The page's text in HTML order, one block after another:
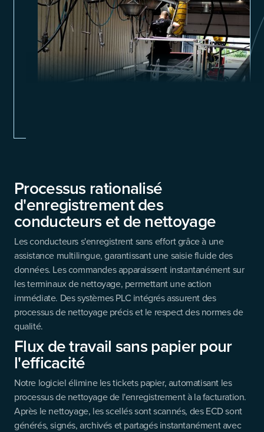
Processus rationalisé
d'enregistrement des
conducteurs et de nettoyage
Les conducteurs s'enregistrent sans effort grâce à une
assistance multilingue, garantissant une saisie fluide des
données. Les commandes apparaissent instantanément sur
les terminaux de nettoyage, permettant une action
immédiate. Des systèmes PLC intégrés assurent des
processus de nettoyage précis et le respect des normes de
qualité.
Flux de travail sans papier pour
l'efficacité
Notre logiciel élimine les tickets papier, automatisant les
processus de nettoyage de l'enregistrement à la facturation.
Après le nettoyage, les scellés sont scannés, des ECD sont
générés, signés, archivés et partagés instantanément avec